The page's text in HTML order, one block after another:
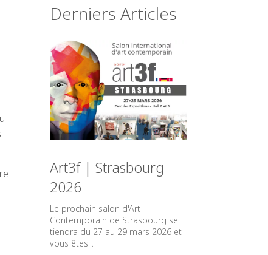
Derniers Articles
Art3f | Strasbourg
2026
Le prochain salon d'Art
Contemporain de Strasbourg se
tiendra du 27 au 29 mars 2026 et
vous êtes...